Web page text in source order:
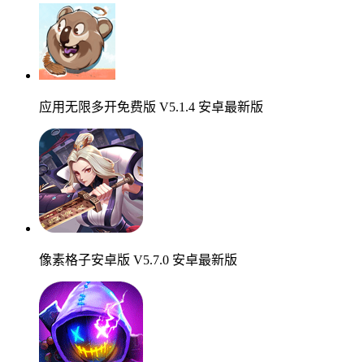
应用无限多开免费版 V5.1.4 安卓最新版
像素格子安卓版 V5.7.0 安卓最新版